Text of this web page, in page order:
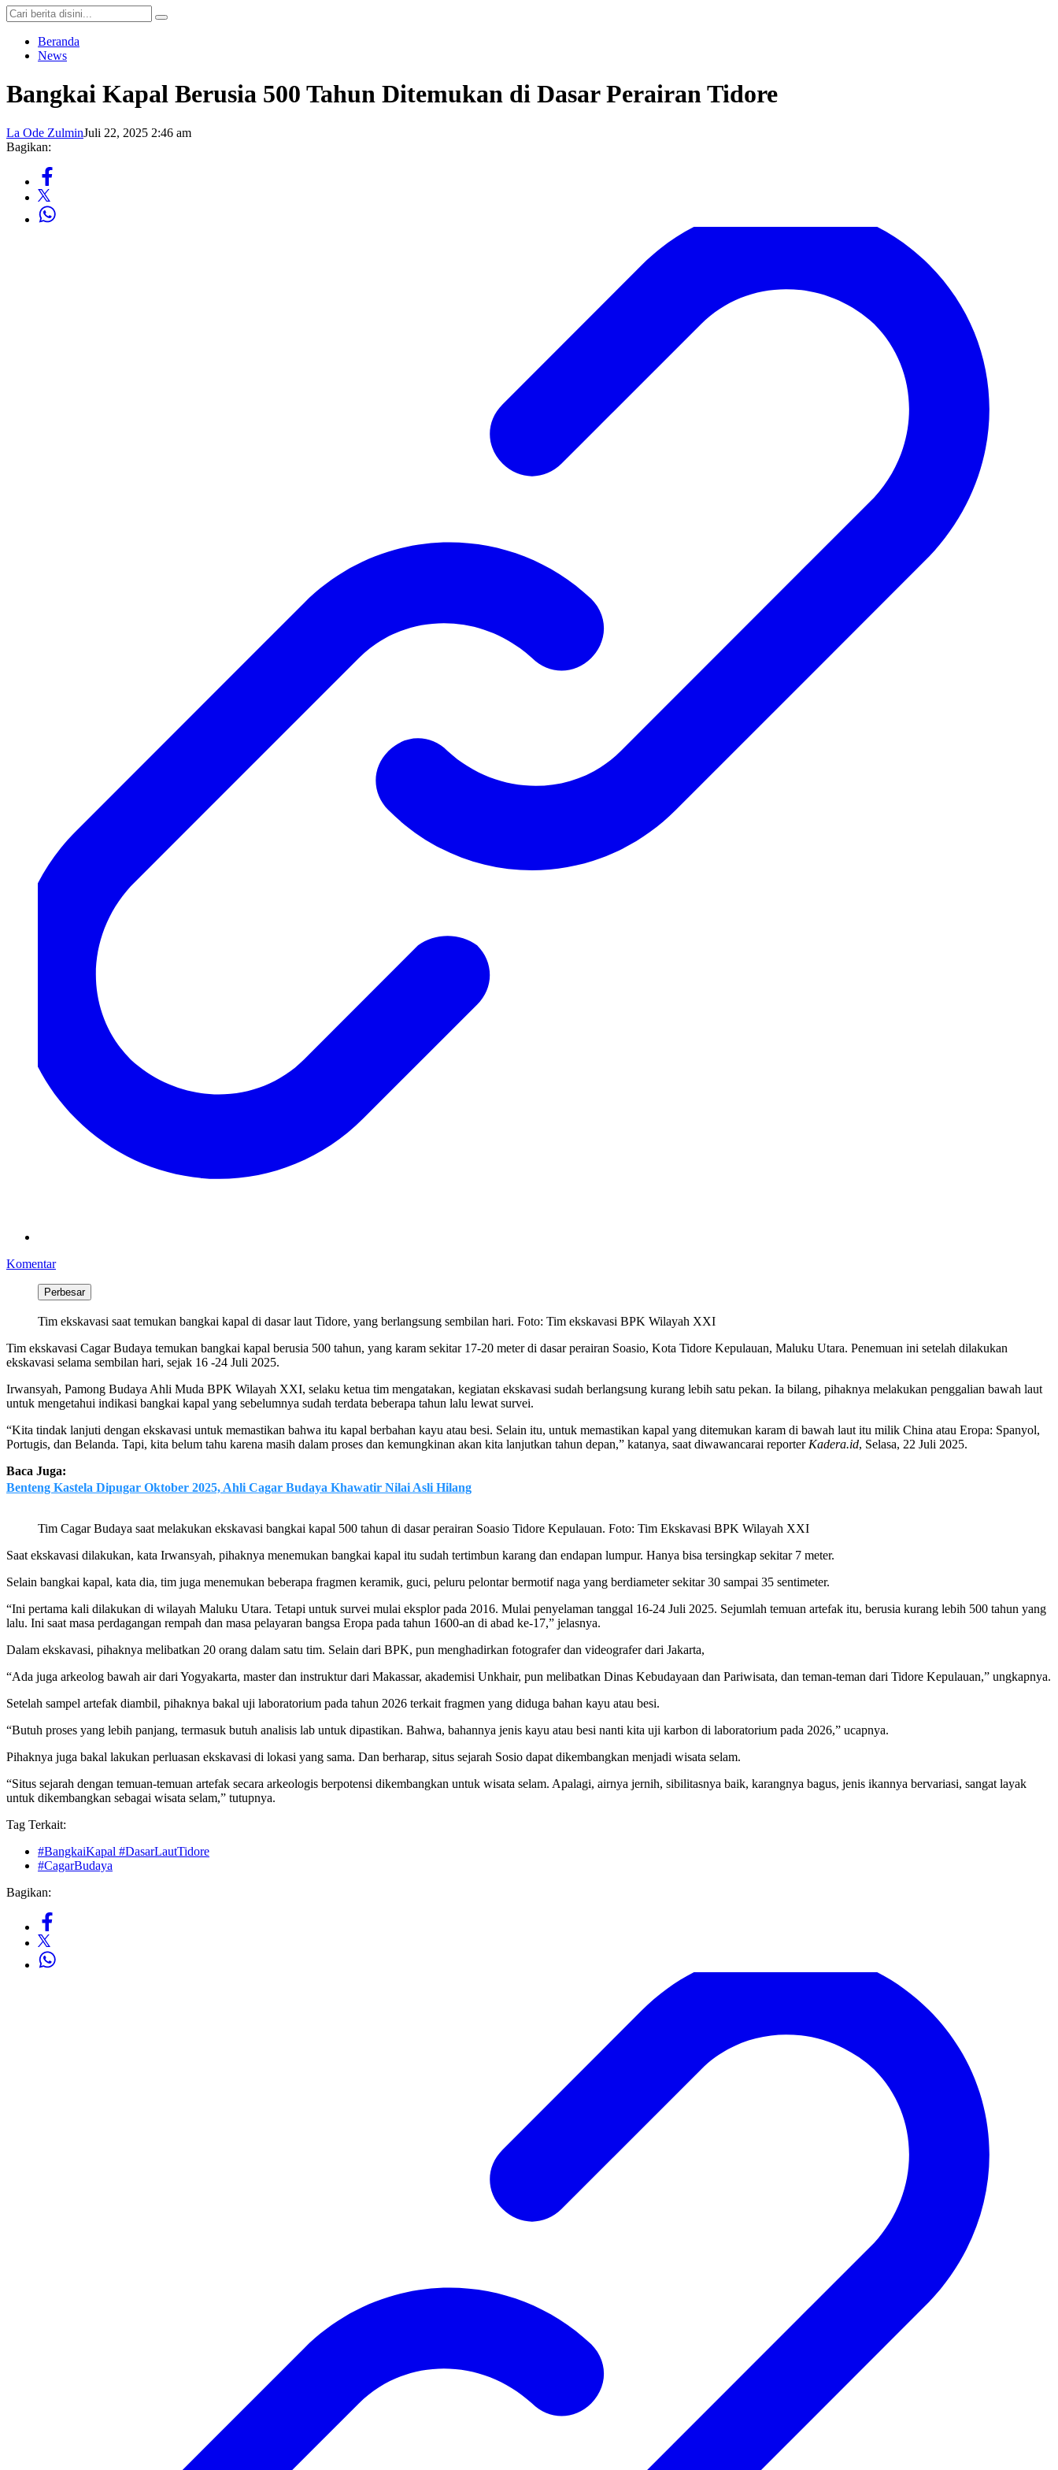
Beranda
News
Bangkai Kapal Berusia 500 Tahun Ditemukan di Dasar Perairan Tidore
La Ode ZulminJuli 22, 2025 2:46 am
Bagikan:
Komentar
Perbesar
Tim ekskavasi saat temukan bangkai kapal di dasar laut Tidore, yang berlangsung sembilan hari. Foto: Tim ekskavasi BPK Wilayah XXI
Tim ekskavasi Cagar Budaya temukan bangkai kapal berusia 500 tahun, yang karam sekitar 17-20 meter di dasar perairan Soasio, Kota Tidore Kepulauan, Maluku Utara. Penemuan ini setelah dilakukan
ekskavasi selama sembilan hari, sejak 16 -24 Juli 2025.
Irwansyah, Pamong Budaya Ahli Muda BPK Wilayah XXI, selaku ketua tim mengatakan, kegiatan ekskavasi sudah berlangsung kurang lebih satu pekan. Ia bilang, pihaknya melakukan penggalian bawah laut
untuk mengetahui indikasi bangkai kapal yang sebelumnya sudah terdata beberapa tahun lalu lewat survei.
“Kita tindak lanjuti dengan ekskavasi untuk memastikan bahwa itu kapal berbahan kayu atau besi. Selain itu, untuk memastikan kapal yang ditemukan karam di bawah laut itu milik China atau Eropa: Spanyol,
Portugis, dan Belanda. Tapi, kita belum tahu karena masih dalam proses dan kemungkinan akan kita lanjutkan tahun depan,” katanya, saat diwawancarai reporter Kadera.id, Selasa, 22 Juli 2025.
Baca Juga:
Benteng Kastela Dipugar Oktober 2025, Ahli Cagar Budaya Khawatir Nilai Asli Hilang
Tim Cagar Budaya saat melakukan ekskavasi bangkai kapal 500 tahun di dasar perairan Soasio Tidore Kepulauan. Foto: Tim Ekskavasi BPK Wilayah XXI
Saat ekskavasi dilakukan, kata Irwansyah, pihaknya menemukan bangkai kapal itu sudah tertimbun karang dan endapan lumpur. Hanya bisa tersingkap sekitar 7 meter.
Selain bangkai kapal, kata dia, tim juga menemukan beberapa fragmen keramik, guci, peluru pelontar bermotif naga yang berdiameter sekitar 30 sampai 35 sentimeter.
“Ini pertama kali dilakukan di wilayah Maluku Utara. Tetapi untuk survei mulai eksplor pada 2016. Mulai penyelaman tanggal 16-24 Juli 2025. Sejumlah temuan artefak itu, berusia kurang lebih 500 tahun yang
lalu. Ini saat masa perdagangan rempah dan masa pelayaran bangsa Eropa pada tahun 1600-an di abad ke-17,” jelasnya.
Dalam ekskavasi, pihaknya melibatkan 20 orang dalam satu tim. Selain dari BPK, pun menghadirkan fotografer dan videografer dari Jakarta,
“Ada juga arkeolog bawah air dari Yogyakarta, master dan instruktur dari Makassar, akademisi Unkhair, pun melibatkan Dinas Kebudayaan dan Pariwisata, dan teman-teman dari Tidore Kepulauan,” ungkapnya.
Setelah sampel artefak diambil, pihaknya bakal uji laboratorium pada tahun 2026 terkait fragmen yang diduga bahan kayu atau besi.
“Butuh proses yang lebih panjang, termasuk butuh analisis lab untuk dipastikan. Bahwa, bahannya jenis kayu atau besi nanti kita uji karbon di laboratorium pada 2026,” ucapnya.
Pihaknya juga bakal lakukan perluasan ekskavasi di lokasi yang sama. Dan berharap, situs sejarah Sosio dapat dikembangkan menjadi wisata selam.
“Situs sejarah dengan temuan-temuan artefak secara arkeologis berpotensi dikembangkan untuk wisata selam. Apalagi, airnya jernih, sibilitasnya baik, karangnya bagus, jenis ikannya bervariasi, sangat layak
untuk dikembangkan sebagai wisata selam,” tutupnya.
Tag Terkait:
#BangkaiKapal #DasarLautTidore
#CagarBudaya
Bagikan: